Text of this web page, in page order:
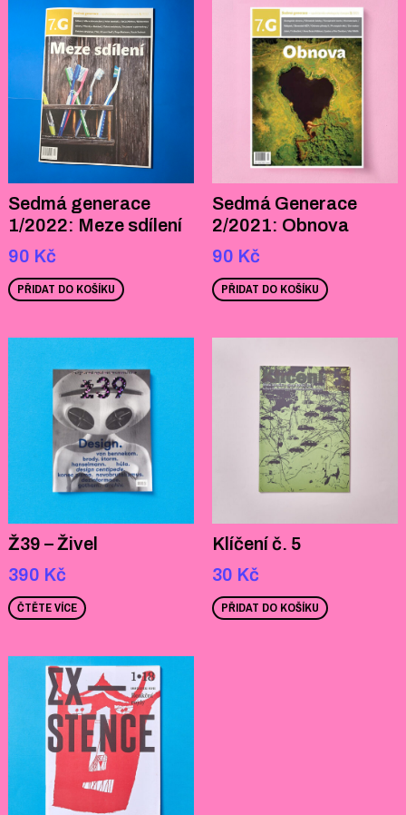
Sedmá generace
1/2022: Meze sdílení
90 Kč
PŘIDAT DO KOŠÍKU
Sedmá Generace
2/2021: Obnova
90 Kč
PŘIDAT DO KOŠÍKU
Ž39 – Živel
390 Kč
ČTĚTE VÍCE
Klíčení č. 5
30 Kč
PŘIDAT DO KOŠÍKU